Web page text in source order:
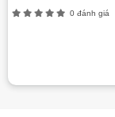
0 đánh giá